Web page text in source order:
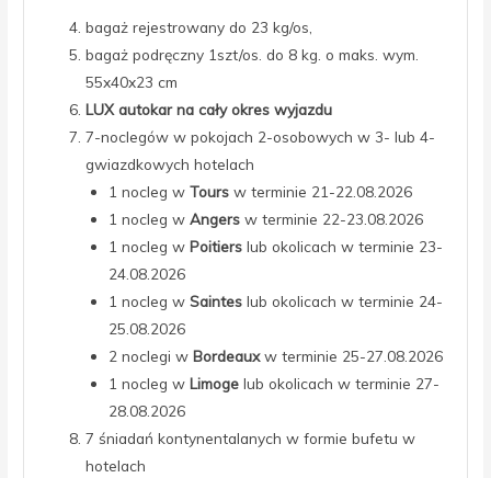
bagaż rejestrowany do 23 kg/os,
bagaż podręczny 1szt/os. do 8 kg. o maks. wym.
55x40x23 cm
LUX autokar na cały okres wyjazdu
7-noclegów w pokojach 2-osobowych w 3- lub 4-
gwiazdkowych hotelach
1 nocleg w Tours w terminie 21-22.08.2026
1 nocleg w Angers w terminie 22-23.08.2026
1 nocleg w Poitiers lub okolicach w terminie 23-
24.08.2026
1 nocleg w Saintes lub okolicach w terminie 24-
25.08.2026
2 noclegi w Bordeauxw terminie 25-27.08.2026
1 nocleg w Limoge lub okolicach w terminie 27-
28.08.2026
7 śniadań kontynentalanych w formie bufetu w
hotelach